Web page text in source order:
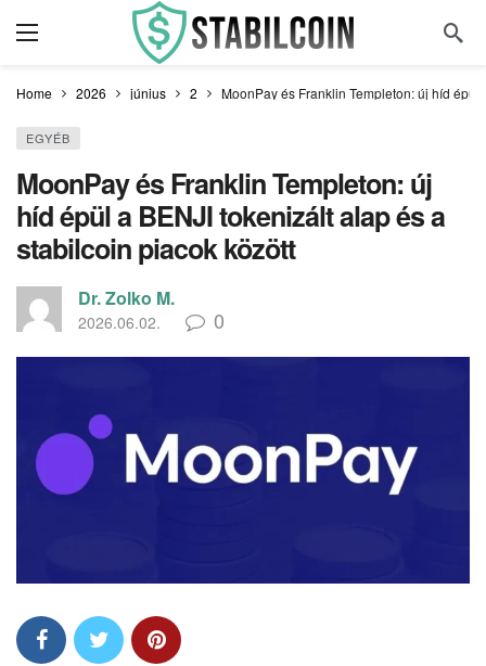
Home 2026 június 2 MoonPay és Franklin Templeton: új híd
EGYÉB
MoonPay és Franklin Templeton: új
híd épül a BENJI tokenizált alap és a
stabilcoin piacok között
Dr. Zolko M.
2026.06.02. 0